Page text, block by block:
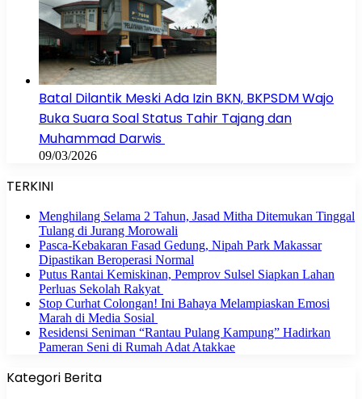
Batal Dilantik Meski Ada Izin BKN, BKPSDM Wajo
Buka Suara Soal Status Tahir Tajang dan
Muhammad Darwis
09/03/2026
TERKINI
Menghilang Selama 2 Tahun, Jasad Mitha Ditemukan Tinggal
Tulang di Jurang Morowali
Pasca-Kebakaran Fasad Gedung, Nipah Park Makassar
Dipastikan Beroperasi Normal
Putus Rantai Kemiskinan, Pemprov Sulsel Siapkan Lahan
Perluas Sekolah Rakyat
Stop Curhat Colongan! Ini Bahaya Melampiaskan Emosi
Marah di Media Sosial
Residensi Seniman “Rantau Pulang Kampung” Hadirkan
Pameran Seni di Rumah Adat Atakkae
Kategori Berita